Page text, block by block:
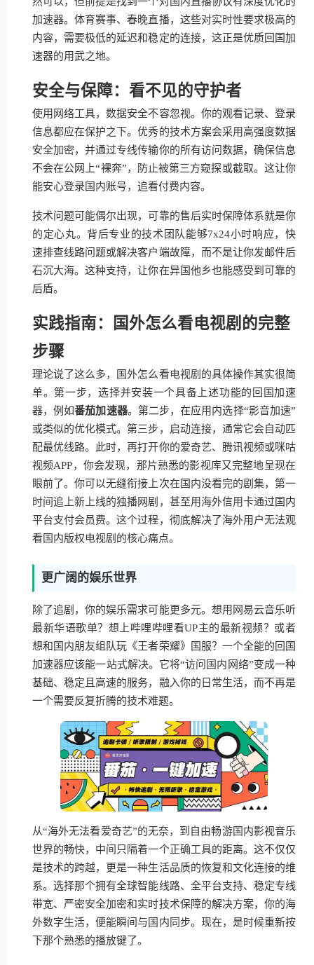
加速器。体育赛事、春晚直播，这些对实时性要求极高的
内容，需要极低的延迟和稳定的连接，这正是优质回国加
速器的用武之地。
安全与保障：看不见的守护者
使用网络工具，数据安全不容忽视。你的观看记录、登录
信息都应在保护之下。优秀的技术方案会采用高强度数据
安全加密，并通过专线传输你的所有访问数据，确保信息
不会在公网上“裸奔”，防止被第三方窥探或截取。这让你
能安心登录国内账号，追看付费内容。
技术问题可能偶尔出现，可靠的售后实时保障体系就是你
的定心丸。背后专业的技术团队能够7x24小时响应，快
速排查线路问题或解决客户端故障，而不是让你发邮件后
石沉大海。这种支持，让你在异国他乡也能感受到可靠的
后盾。
实践指南：国外怎么看电视剧的完整
步骤
理论说了这么多，国外怎么看电视剧的具体操作其实很简
单。第一步，选择并安装一个具备上述功能的回国加速
器，例如番茄加速器。第二步，在应用内选择“影音加速”
或类似的优化模式。第三步，启动连接，通常它会自动匹
配最优线路。此时，再打开你的爱奇艺、腾讯视频或咪咕
视频APP，你会发现，那片熟悉的影视库又完整地呈现在
眼前了。你可以无缝衔接上次在国内没看完的剧集，第一
时间追上新上线的独播网剧，甚至用海外信用卡通过国内
平台支付会员费。这个过程，彻底解决了海外用户无法观
看国内版权电视剧的核心痛点。
更广阔的娱乐世界
除了追剧，你的娱乐需求可能更多元。想用网易云音乐听
最新华语歌单？想上哔哩哔哩看UP主的最新视频？或者
想和国内朋友组队玩《王者荣耀》国服？一个全能的回国
加速器应该能一站式解决。它将“访问国内网络”变成一种
基础、稳定且高速的服务，融入你的日常生活，而不再是
一个需要反复折腾的技术难题。
从“海外无法看爱奇艺”的无奈，到自由畅游国内影视音乐
世界的畅快，中间只隔着一个正确工具的距离。这不仅仅
是技术的跨越，更是一种生活品质的恢复和文化连接的维
系。选择那个拥有全球智能线路、全平台支持、稳定专线
带宽、严密安全加密和实时技术保障的解决方案，你的海
外数字生活，便能瞬间与国内同步。现在，是时候重新按
下那个熟悉的播放键了。